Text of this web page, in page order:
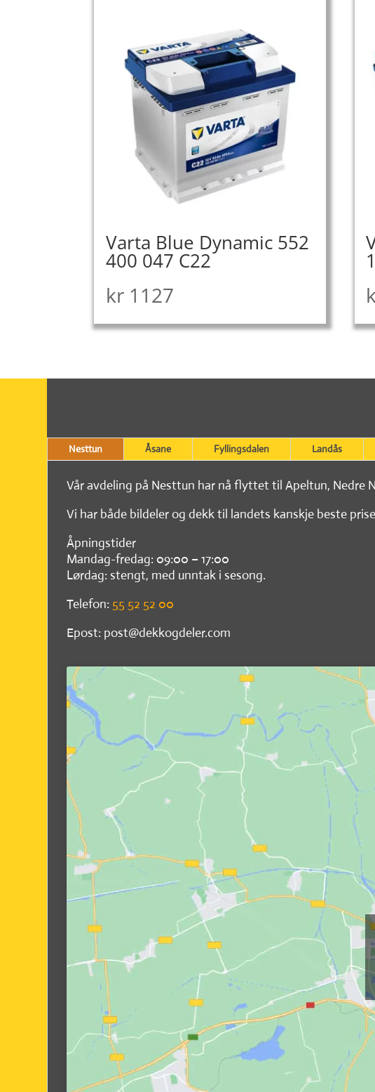
Varta Blue Dynamic 552
400 047 C22
kr1127
Nesttun Åsane Fyllingsdalen Landås
Vår avdeling på Nesttun har nå flyttet til Apeltun, Nedre
Vi har både bildeler og dekk til landets kanskje beste
Åpningstider
Mandag-fredag: 09:00 – 17:00
Lørdag: stengt, med unntak i sesong.
Telefon: 55 52 52 00
Epost: post@dekkogdeler.com